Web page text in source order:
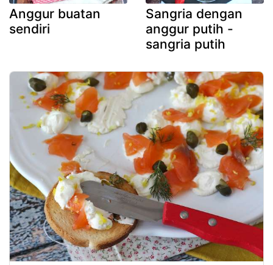
Anggur buatan
sendiri
Sangria dengan
anggur putih -
sangria putih